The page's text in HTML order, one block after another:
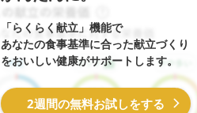
「らくらく献立」機能で
あなたの食事基準に合った献立づくり
をおいしい健康がサポートします。
2週間の無料お試しをする